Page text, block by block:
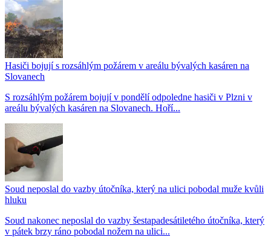
Hasiči bojují s rozsáhlým požárem v areálu bývalých kasáren na
Slovanech
S rozsáhlým požárem bojují v pondělí odpoledne hasiči v Plzni v
areálu bývalých kasáren na Slovanech. Hoří...
Soud neposlal do vazby útočníka, který na ulici pobodal muže kvůli
hluku
Soud nakonec neposlal do vazby šestapadesátiletého útočníka, který
v pátek brzy ráno pobodal nožem na ulici...